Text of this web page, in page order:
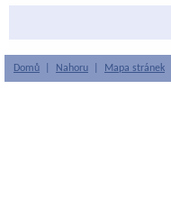
Domů Nahoru Mapa stránek